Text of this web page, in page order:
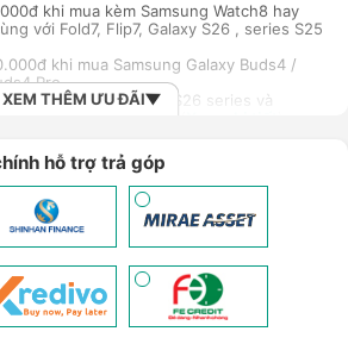
khi mua kèm Samsung Watch8 hay
với Fold7, Flip7, Galaxy S26 , series S25
khi mua Samsung Galaxy Buds4 /
Pro
kèm máy Samsung S26 series và
tiết)
nhanh 10 phút, kỳ hạn tới 12 tháng với
tín dụng
phẩm dài lâu với gói bảo hành mở rộng H-
- (Xem chi tiết
khi thanh toán qua Spaylater - (Xem chi
hình kèm máy Điện thoại/Máy tính
giảm 10% - (
Xem chi tiết
đa 1.000.000đ với các sản phẩm Loa, tai nghe
các sản phẩm: Laptop/ Điện thoại/ Đồng
XEM THÊM ƯU ĐÃI
hỗ trợ trả góp